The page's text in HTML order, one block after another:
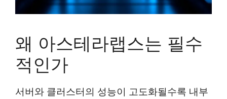
왜 아스테라랩스는 필수
적인가
서버와 클러스터의 성능이 고도화될수록 내부